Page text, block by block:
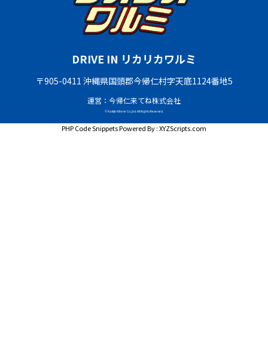
DRIVE IN リカリカワルミ
〒905-0411 沖縄県国頭郡今帰仁村字天底1124番地5
運営：今帰仁来てね株式会社
© Nakijin Kitene Co.,Ltd. All Rights Reserved.
PHP Code SnippetsPowered By :XYZScripts.com